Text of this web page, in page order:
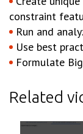
constraint
Run and
Use best
Formulate
Related